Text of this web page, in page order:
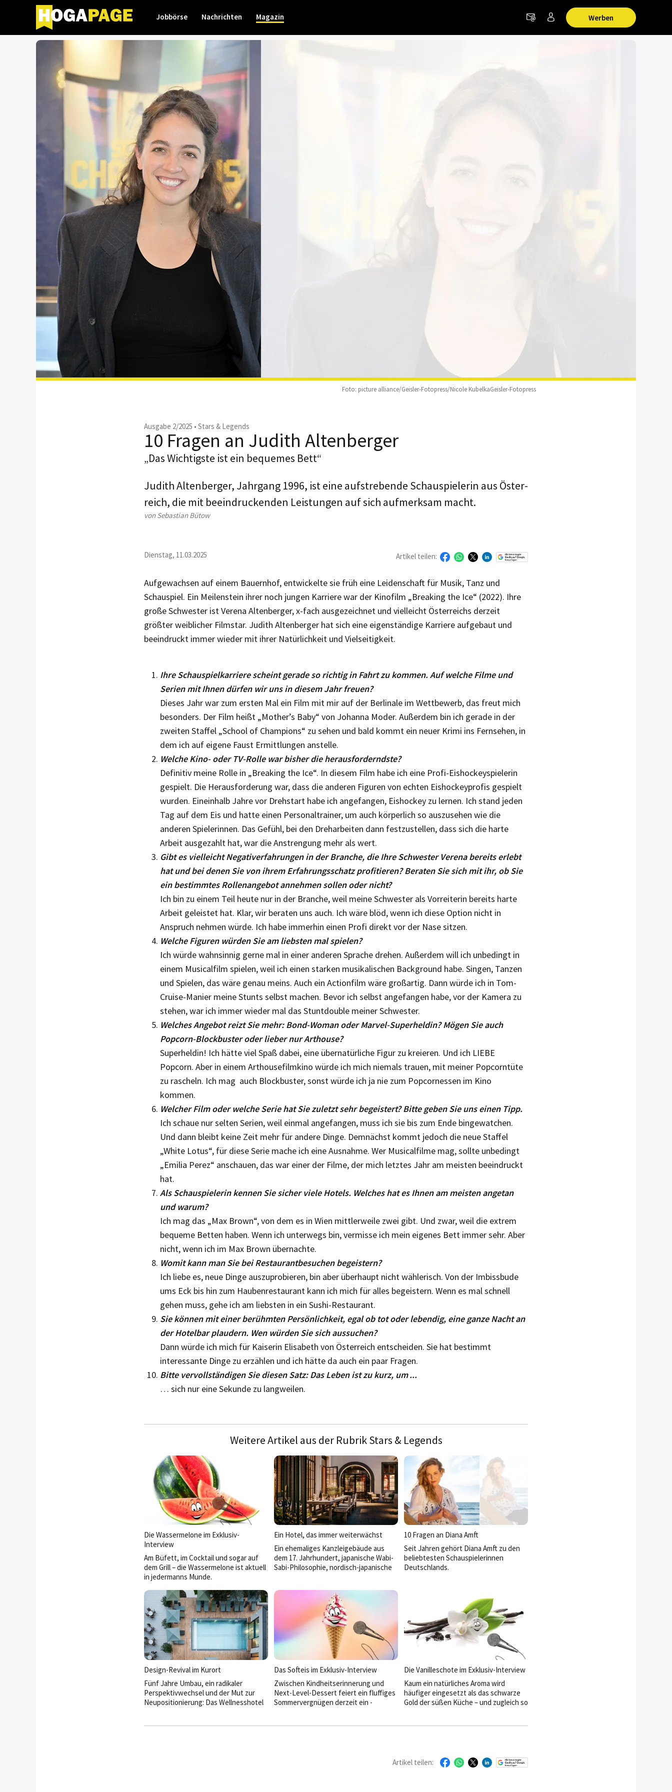
Werben
Jobbörse Nachrichten Magazin
Foto: picture alliance/Geisler-Fotopress/Nicole KubelkaGeisler-Fotopress
Ausgabe 2/2025 • Stars & Legends
10 Fragen an Judith Altenberger
„Das Wichtigste ist ein bequemes Bett“
Judith Altenberger, Jahrgang 1996, ist eine aufstrebende Schauspielerin aus Öster­
reich, die mit beeindruckenden Leistungen auf sich aufmerksam macht.
von Sebastian Bütow
Dienstag, 11.03.2025 Artikel teilen:
Aufgewachsen auf einem Bauernhof, entwickelte sie früh eine Leidenschaft für Musik, Tanz und
Schauspiel. Ein Meilenstein ihrer noch jungen Karriere war der Kinofilm „Breaking the Ice“ (2022). Ihre
große Schwester ist Verena Altenberger, x-fach ausgezeichnet und vielleicht Österreichs derzeit
größter weiblicher Filmstar. Judith Altenberger hat sich eine eigenständige Karriere aufgebaut und
beeindruckt immer wieder mit ihrer Natürlichkeit und Vielseitigkeit.
Ihre Schauspielkarriere scheint gerade so richtig in Fahrt zu kommen. Auf welche Filme und
Serien mit Ihnen dürfen wir uns in diesem Jahr freuen?
Dieses Jahr war zum ersten Mal ein Film mit mir auf der Berlinale im Wettbewerb, das freut mich
besonders. Der Film heißt „Mother’s Baby“ von Johanna Moder. Außerdem bin ich gerade in der
zweiten Staffel „School of Champions“ zu sehen und bald kommt ein neuer Krimi ins Fernsehen, in
dem ich auf eigene Faust Ermittlungen anstelle.
Welche Kino- oder TV-Rolle war bisher die herausforderndste?
Definitiv meine Rolle in „Breaking the Ice“. In diesem Film habe ich eine Profi-Eisho­ckeyspielerin
gespielt. Die Herausforderung war, dass die anderen Figuren von echten Eis­hockeyprofis gespielt
wurden. Eineinhalb Jahre vor Drehstart habe ich angefangen, Eis­hockey zu lernen. Ich stand jeden
Tag auf dem Eis und hatte einen Personaltrainer, um auch körperlich so auszusehen wie die
anderen Spielerinnen. Das Gefühl, bei den Drehar­beiten dann festzustellen, dass sich die harte
Arbeit ausgezahlt hat, war die Anstrengung mehr als wert.
Gibt es vielleicht Negativerfahrungen in der Branche, die Ihre Schwester Verena bereits erlebt
hat und bei denen Sie von ihrem Erfahrungsschatz profitieren? Beraten Sie sich mit ihr, ob Sie
ein be­stimm­tes Rollenangebot annehmen sollen oder nicht?
Ich bin zu einem Teil heute nur in der Branche, weil meine Schwester als Vorreiterin bereits harte
Arbeit geleistet hat. Klar, wir beraten uns auch. Ich wäre blöd, wenn ich diese Option nicht in
Anspruch nehmen würde. Ich habe immerhin einen Profi direkt vor der Nase sitzen.
Welche Figuren würden Sie am liebsten mal spielen?
Ich würde wahnsinnig gerne mal in einer anderen Sprache drehen. Außerdem will ich unbedingt in
einem Musicalfilm spielen, weil ich einen starken musikalischen Background habe. Singen, Tanzen
und Spielen, das wäre genau meins. Auch ein Actionfilm wäre großartig. Dann würde ich in Tom-
Cruise-Manier meine Stunts selbst machen. Bevor ich selbst angefangen habe, vor der Kamera zu
stehen, war ich immer wieder mal das Stuntdouble meiner Schwester.
Welches Angebot reizt Sie mehr: Bond-Woman oder Marvel-Superheldin? Mögen Sie auch
Popcorn-Blockbuster oder lieber nur Arthouse?
Superheldin! Ich hätte viel Spaß dabei, eine übernatürliche Figur zu kreieren. Und ich LIEBE
Popcorn. Aber in einem Arthousefilmkino würde ich mich niemals trauen, mit mei­ner Popcorntüte
zu rascheln. Ich mag auch Blockbuster, sonst würde ich ja nie zum Popcornessen im Kino
kommen.
Welcher Film oder welche Serie hat Sie zuletzt sehr begeistert? Bitte geben Sie uns einen Tipp.
Ich schaue nur selten Serien, weil einmal angefangen, muss ich sie bis zum Ende bingewatchen.
Und dann bleibt keine Zeit mehr für andere Dinge. Demnächst kommt jedoch die neue Staffel
„White Lotus“, für diese Serie mache ich eine Ausnahme. Wer Musicalfilme mag, sollte unbedingt
„Emilia Perez“ anschauen, das war einer der Filme, der mich letztes Jahr am meisten beeindruckt
hat.
Als Schauspielerin kennen Sie sicher viele Hotels. Welches hat es Ihnen am meisten angetan
und warum?
Ich mag das „Max Brown“, von dem es in Wien mittlerweile zwei gibt. Und zwar, weil die extrem
bequeme Betten haben. Wenn ich unterwegs bin, vermisse ich mein eigenes Bett immer sehr. Aber
nicht, wenn ich im Max Brown übernachte.
Womit kann man Sie bei Restaurantbesuchen begeistern?
Ich liebe es, neue Dinge auszuprobieren, bin aber überhaupt nicht wählerisch. Von der Imbissbude
ums Eck bis hin zum Haubenrestaurant kann ich mich für alles begeistern. Wenn es mal schnell
gehen muss, gehe ich am liebsten in ein Sushi-Restaurant.
Sie können mit einer berühmten Persönlichkeit, egal ob tot oder lebendig, eine ganze Nacht an
der Hotelbar plaudern. Wen würden Sie sich aussuchen?
Dann würde ich mich für Kaiserin Elisabeth von Österreich entscheiden. Sie hat be­stimmt
interessante Dinge zu erzählen und ich hätte da auch ein paar Fragen.
Bitte vervollständigen Sie diesen Satz: Das Leben ist zu kurz, um ...
… sich nur eine Sekunde zu langweilen.
Weitere Artikel aus der Rubrik Stars & Legends
Die Wassermelone im Exklusiv-
Interview
Am Büfett, im Cocktail und sogar auf
dem Grill – die Wassermelone ist aktuell
in jedermanns Munde.
Aufstieg zur ­beliebtesten
Sommerfrucht der Welt.
Ein Hotel, das immer weiterwächst
Ein ehemaliges Kanzleigebäude aus
dem 17. Jahrhundert, japanische Wabi-
Sabi-Philosophie, nordisch-japanische
Hotel & Restaurant in Andernach ist
vieles zugleich – Boutiquehotel,
Designobjekt und kulinarischer
Sehnsuchtsort. Seit knapp einem Jahr
führen Phillip und Maximilian Doetsch
das Haus – und treiben die Entwicklung
des gesamten Areals rund um das PURS
­konsequent weiter voran.
10 Fragen an Diana Amft
Seit Jahren gehört Diana Amft zu den
beliebtesten Schauspielerinnen
Deutschlands.
erobert sie nun auch die Musikwelt.
Warum sie immer wieder Neues
ausprobiert, was sie an ihrem aktuellen
Kinofilm begeistert und welche Rolle
Freundlichkeit für sie in Hotels und
Restaurants spielt, verrät sie im
Design-Revival im Kurort
Fünf Jahre Umbau, ein radikaler
Perspektivwechsel und der Mut zur
Neu­positionierung: Das Wellnesshotel
Das Softeis im Exklusiv-Interview
Zwischen Kindheitserinnerung und
Next-Level-Dessert feiert ein fluffiges
Sommervergnügen derzeit ein ­
Die ­Vanilleschote im Exklusiv-Interview
Kaum ein natürliches Aroma wird
häufiger eingesetzt als das schwarze
Gold der süßen Küche – und zugleich so
Artikel teilen: